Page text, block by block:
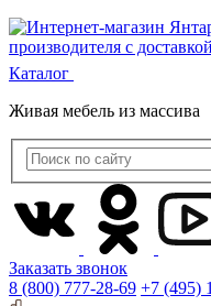
Каталог
Живая мебель из массива
Заказать звонок
8 (800) 777-28-69 +7 (495)